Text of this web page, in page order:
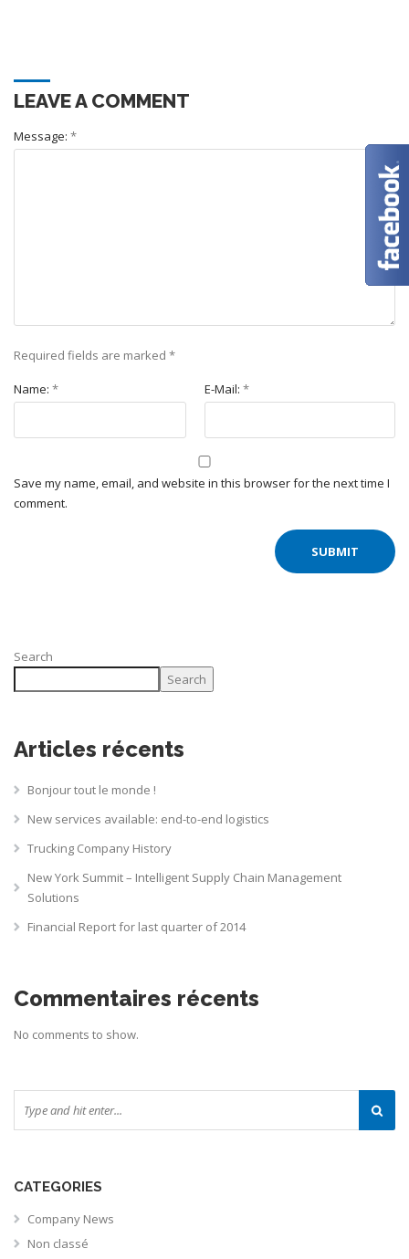
LEAVE A COMMENT
Message: *
Required fields are marked *
Name: * E-Mail: *
Save my name, email, and website in this browser for the next time I
comment.
Search
Search
Articles récents
Bonjour tout le monde !
New services available: end-to-end logistics
Trucking Company History
New York Summit – Intelligent Supply Chain Management
Solutions
Financial Report for last quarter of 2014
Commentaires récents
No comments to show.
CATEGORIES
Company News
Non classé